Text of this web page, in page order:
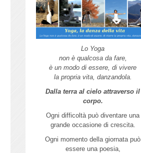
Lo Yoga
non è qualcosa da fare,
è un modo di essere, di vivere
la propria vita, danzandola.
Dalla terra al cielo attraverso il
corpo.
Ogni difficoltà può diventare una
grande occasione di crescita.
Ogni momento della giornata può
essere una poesia,